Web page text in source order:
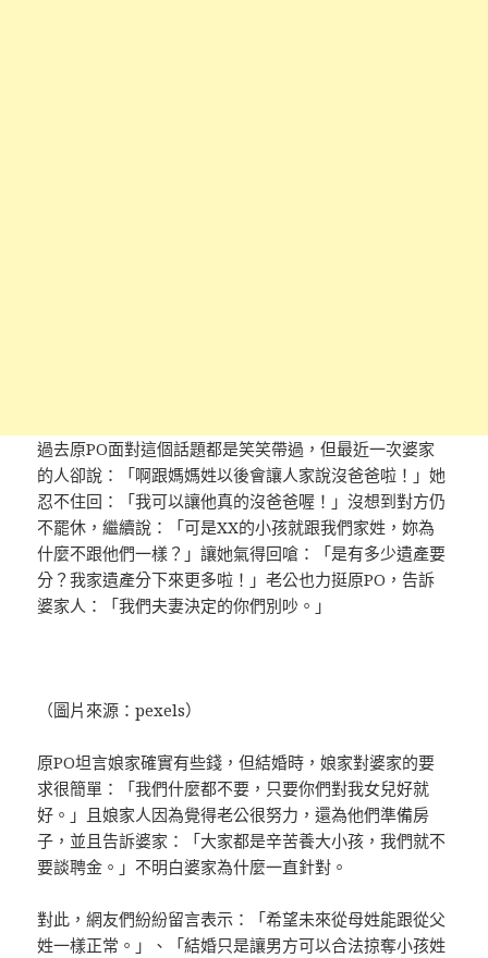
過去原PO面對這個話題都是笑笑帶過，但最近一次婆家
的人卻說：「啊跟媽媽姓以後會讓人家說沒爸爸啦！」她
忍不住回：「我可以讓他真的沒爸爸喔！」沒想到對方仍
不罷休，繼續說：「可是XX的小孩就跟我們家姓，妳為
什麼不跟他們一樣？」讓她氣得回嗆：「是有多少遺產要
分？我家遺產分下來更多啦！」老公也力挺原PO，告訴
婆家人：「我們夫妻決定的你們別吵。」
（圖片來源：pexels）
原PO坦言娘家確實有些錢，但結婚時，娘家對婆家的要
求很簡單：「我們什麼都不要，只要你們對我女兒好就
好。」且娘家人因為覺得老公很努力，還為他們準備房
子，並且告訴婆家：「大家都是辛苦養大小孩，我們就不
要談聘金。」不明白婆家為什麼一直針對。
對此，網友們紛紛留言表示：「希望未來從母姓能跟從父
姓一樣正常。」、「結婚只是讓男方可以合法掠奪小孩姓